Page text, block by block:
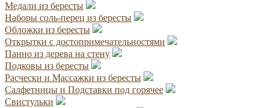
Медали из бересты
Наборы соль-перец из бересты
Обложки из бересты
Открытки с достопримечательностями
Панно из дерева на стену
Подковы из бересты
Расчески и Массажки из бересты
Салфетницы и Подставки под горячее
Свистульки